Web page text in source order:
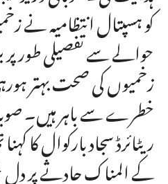
کو ہسپتال انتظامیہ
حوالے سے تفصیلی طور پر
زخمیوں کی صحت بہتر
خطرے سے باہر ہیں۔
ریٹائرڈ سجاد بارکوال کا
کے المناک حادثے پر دل